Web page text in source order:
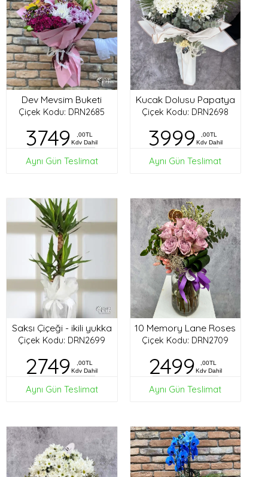
Dev Mevsim Buketi
Çiçek Kodu: DRN2685
3749
,00TL
Kdv Dahil
Aynı Gün Teslimat
Kucak Dolusu Papatya
Çiçek Kodu: DRN2698
3999
,00TL
Kdv Dahil
Aynı Gün Teslimat
Saksı Çiçeği - ikili yukka
Çiçek Kodu: DRN2699
2749
,00TL
Kdv Dahil
Aynı Gün Teslimat
10 Memory Lane Roses
Çiçek Kodu: DRN2709
2499
,00TL
Kdv Dahil
Aynı Gün Teslimat